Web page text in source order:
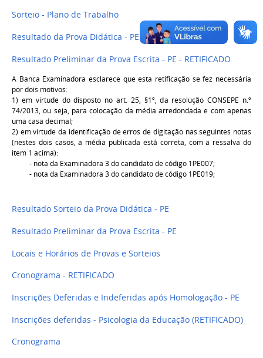
Sorteio - Plano de Trabalho
Resultado da Prova Didática - PE
Resultado Preliminar da Prova Escrita - PE - RETIFICADO
A Banca Examinadora esclarece que esta retificação se fez necessária
por dois motivos:
1) em virtude do disposto no art. 25, §1º, da resolução CONSEPE n.º
74/2013, ou seja, para colocação da média arredondada e com apenas
uma casa decimal;
2) em virtude da identificação de erros de digitação nas seguintes notas
(nestes dois casos, a média publicada está correta, com a ressalva do
item 1 acima):
- nota da Examinadora 3 do candidato de código 1PE007;
- nota da Examinadora 3 do candidato de código 1PE019;
Resultado Sorteio da Prova Didática - PE
Resultado Preliminar da Prova Escrita - PE
Locais e Horários de Provas e Sorteios
Cronograma - RETIFICADO
Inscrições Deferidas e Indeferidas após Homologação - PE
Inscrições deferidas - Psicologia da Educação (RETIFICADO)
Cronograma